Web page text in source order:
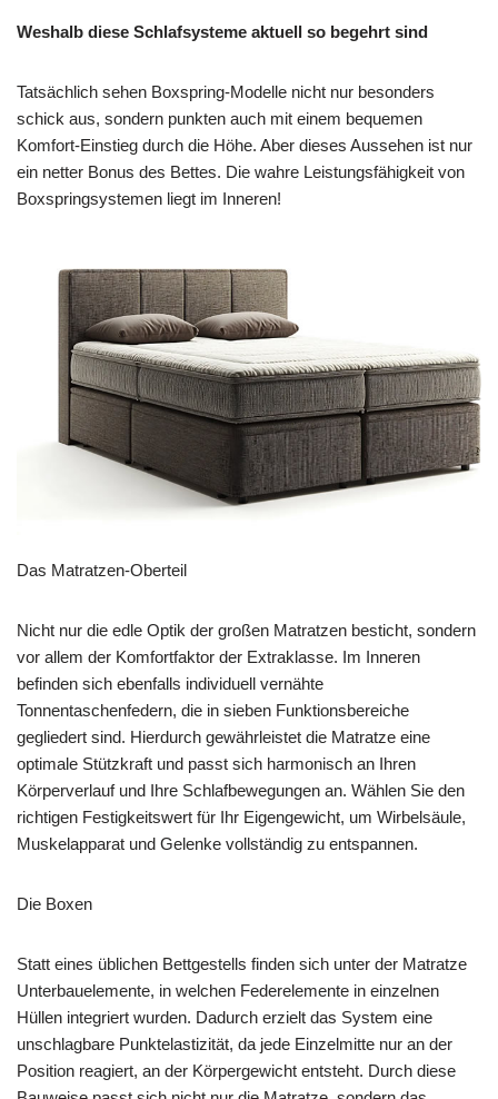
Weshalb diese Schlafsysteme aktuell so begehrt sind
Tatsächlich sehen Boxspring-Modelle nicht nur besonders
schick aus, sondern punkten auch mit einem bequemen
Komfort-Einstieg durch die Höhe. Aber dieses Aussehen ist nur
ein netter Bonus des Bettes. Die wahre Leistungsfähigkeit von
Boxspringsystemen liegt im Inneren!
Das Matratzen-Oberteil
Nicht nur die edle Optik der großen Matratzen besticht, sondern
vor allem der Komfortfaktor der Extraklasse. Im Inneren
befinden sich ebenfalls individuell vernähte
Tonnentaschenfedern, die in sieben Funktionsbereiche
gegliedert sind. Hierdurch gewährleistet die Matratze eine
optimale Stützkraft und passt sich harmonisch an Ihren
Körperverlauf und Ihre Schlafbewegungen an. Wählen Sie den
richtigen Festigkeitswert für Ihr Eigengewicht, um Wirbelsäule,
Muskelapparat und Gelenke vollständig zu entspannen.
Die Boxen
Statt eines üblichen Bettgestells finden sich unter der Matratze
Unterbauelemente, in welchen Federelemente in einzelnen
Hüllen integriert wurden. Dadurch erzielt das System eine
unschlagbare Punktelastizität, da jede Einzelmitte nur an der
Position reagiert, an der Körpergewicht entsteht. Durch diese